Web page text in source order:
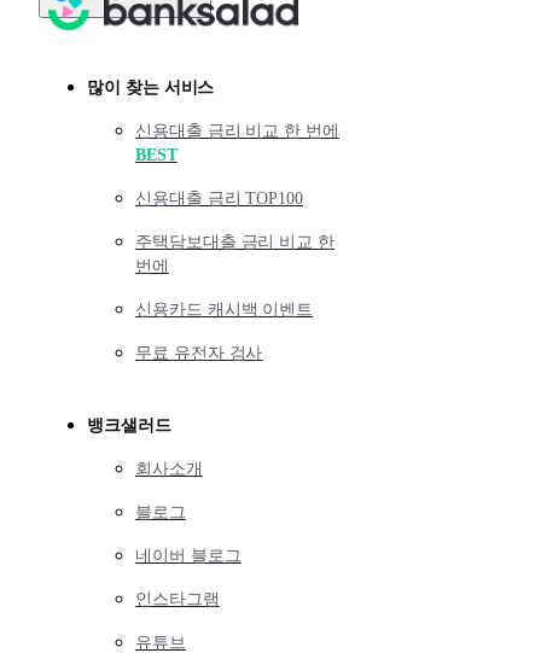
많이 찾는 서비스
신용대출 금리 비교 한 번에
BEST
신용대출 금리 TOP100
주택담보대출 금리 비교 한
번에
신용카드 캐시백 이벤트
무료 유전자 검사
뱅크샐러드
회사소개
블로그
네이버 블로그
인스타그램
유튜브